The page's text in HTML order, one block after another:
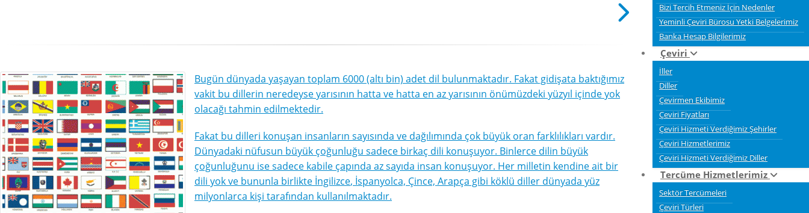
Bizi Tercih Etmeniz İçin Nedenler
Yeminli Çeviri Bürosu Yetki Belgelerimiz
Banka Hesap Bilgilerimiz
Çeviri
İller
Diller
Çevirmen Ekibimiz
Çeviri Fiyatları
Çeviri Hizmeti Verdiğimiz Şehirler
Çeviri Hizmetlerimiz
Çeviri Hizmeti Verdiğimiz Diller
Tercüme Hizmetlerimiz
Sektör Tercümeleri
Çeviri Türleri
Bugün dünyada yaşayan toplam 6000 (altı bin) adet dil bulunmaktadır. Fakat gidişata baktığımız
vakit bu dillerin neredeyse yarısının hatta ve hatta en az yarısının önümüzdeki yüzyıl içinde yok
olacağı tahmin edilmektedir.
Fakat bu dilleri konuşan insanların sayısında ve dağılımında çok büyük oran farklılıkları vardır.
Dünyadaki nüfusun büyük çoğunluğu sadece birkaç dili konuşuyor. Binlerce dilin büyük
çoğunluğunu ise sadece kabile çapında az sayıda insan konuşuyor. Her milletin kendine ait bir
dili yok ve bununla birlikte İngilizce, İspanyolca, Çince, Arapça gibi köklü diller dünyada yüz
milyonlarca kişi tarafından kullanılmaktadır.